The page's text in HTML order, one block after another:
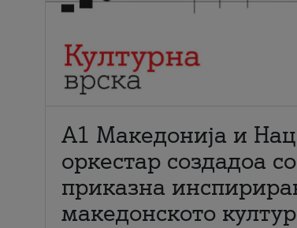
А1 Македонија и
оркестар создадоа
приказна
македонското